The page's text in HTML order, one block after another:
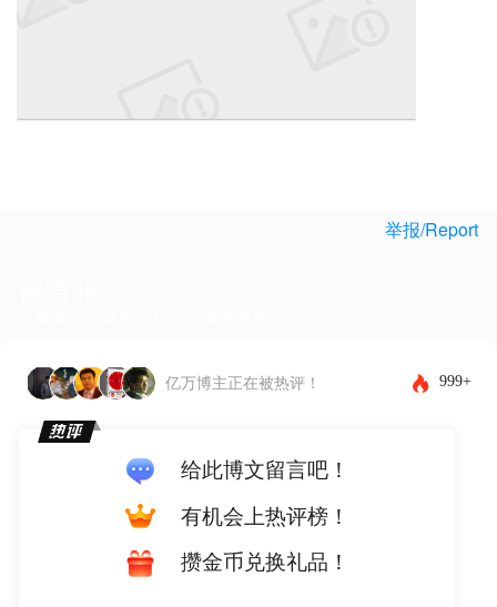
举报/Report
亿万博主正在被热评！ 999+
给此博文留言吧！
有机会上热评榜！
攒金币兑换礼品！